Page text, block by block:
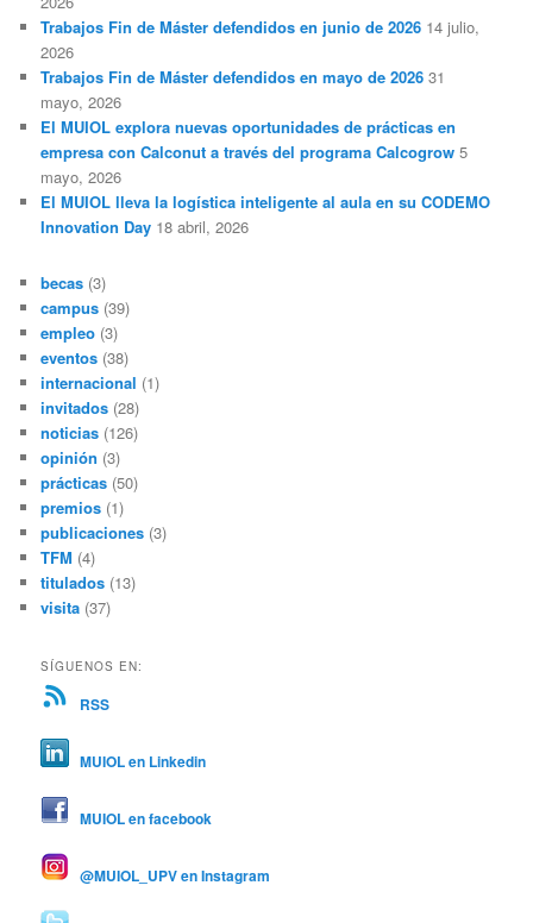
Trabajos Fin de Máster defendidos en junio de 2026 14 julio,
2026
Trabajos Fin de Máster defendidos en mayo de 2026 31
mayo, 2026
El MUIOL explora nuevas oportunidades de prácticas en
empresa con Calconut a través del programa Calcogrow 5
mayo, 2026
El MUIOL lleva la logística inteligente al aula en su CODEMO
Innovation Day 18 abril, 2026
becas (3)
campus (39)
empleo (3)
eventos (38)
internacional (1)
invitados (28)
noticias (126)
opinión (3)
prácticas (50)
premios (1)
publicaciones (3)
TFM (4)
titulados (13)
visita (37)
SÍGUENOS EN:
RSS
MUIOL en Linkedin
MUIOL en facebook
@MUIOL_UPV en Instagram